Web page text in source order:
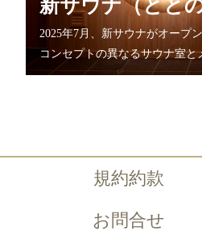
新サウナ（とと
2025年7月、新サウナがオープ
コンセプトの異なるサウナ室
規約約款
お問合せ